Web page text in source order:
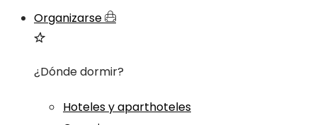
Organizarse
¿Dónde dormir?
Hoteles y aparthoteles